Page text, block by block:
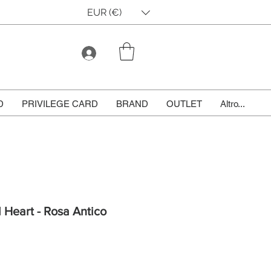
EUR (€)
PRIVILEGE CARD BRAND OUTLET Altro...
- Rosa Antico